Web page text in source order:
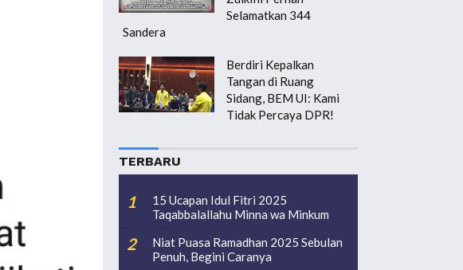
Selamatkan 344
Sandera
Berdiri Kepalkan
Tangan di Ruang
Sidang, BEM UI: Kami
Tidak Percaya DPR!
TERBARU
15 Ucapan Idul Fitri 2025
Taqabbalallahu Minna wa Minkum
Niat Puasa Ramadhan 2025 Sebulan
Penuh, Begini Caranya